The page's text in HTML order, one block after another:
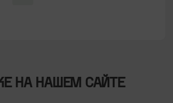
НА НАШЕМ САЙТЕ